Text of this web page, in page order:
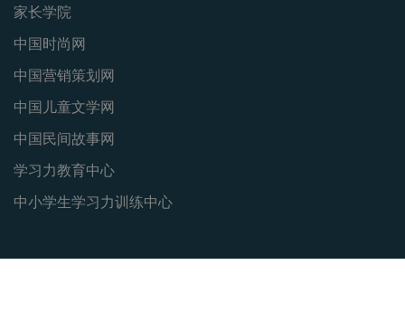
家长学院
中国时尚网
中国营销策划网
中国儿童文学网
中国民间故事网
学习力教育中心
中小学生学习力训练中心